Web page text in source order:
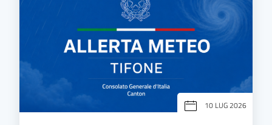
10 LUG 2026